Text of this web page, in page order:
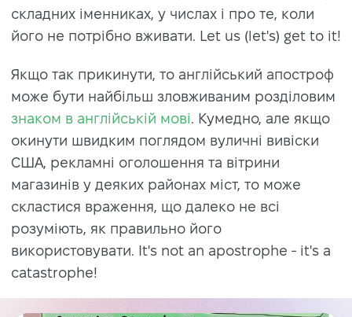
складних іменниках, у числах і про те, коли
його не потрібно вживати. Let us (let's) get to it!
Якщо так прикинути, то англійський апостроф
може бути найбільш зловживаним розділовим
знаком в англійській мові. Кумедно, але якщо
окинути швидким поглядом вуличні вивіски
США, рекламні оголошення та вітрини
магазинів у деяких районах міст, то може
скластися враження, що далеко не всі
розуміють, як правильно його
використовувати. It's not an apostrophe - it's a
catastrophe!